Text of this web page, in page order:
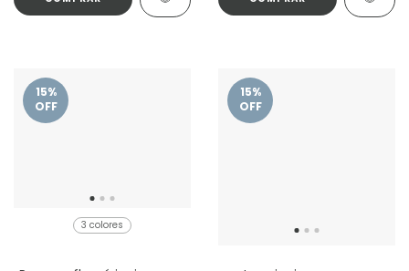
15%
OFF
3 colores
15%
OFF